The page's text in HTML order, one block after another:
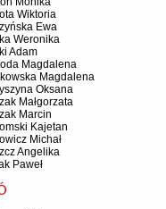
Wiktoria
Ewa
Weronika
Adam
Magdalena
Magdalena
Oksana
Małgorzata
Marcin
Kajetan
Michał
Angelika
Paweł